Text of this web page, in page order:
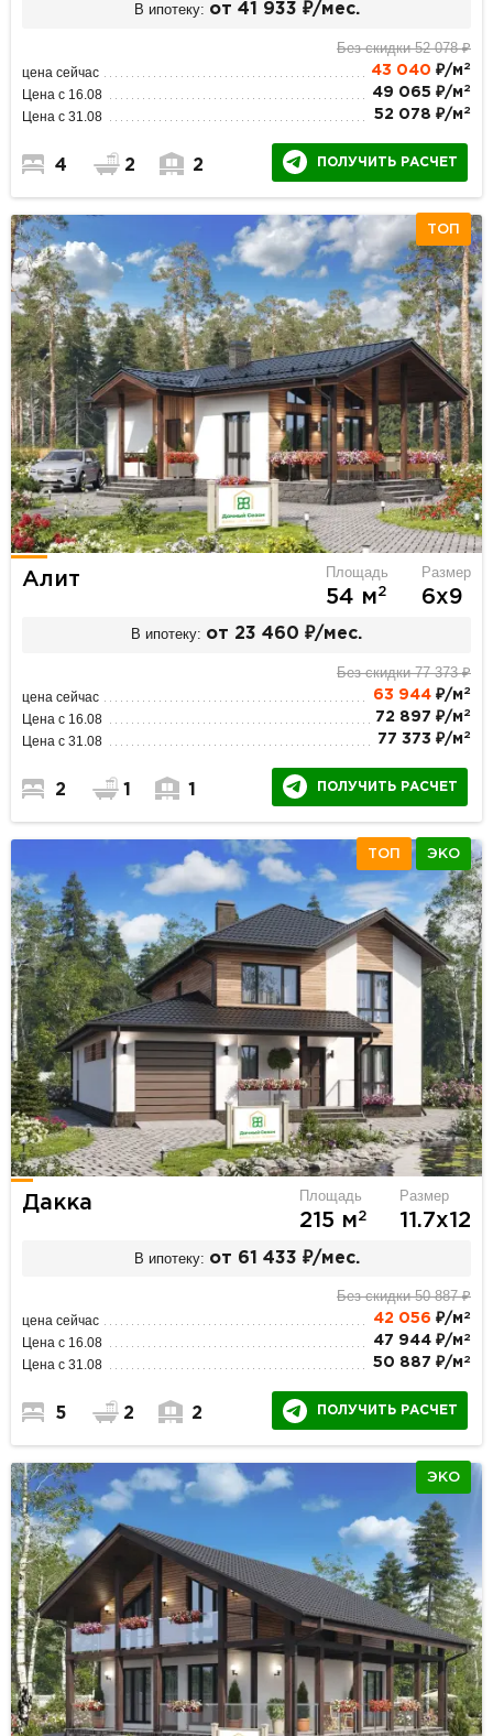
В ипотеку: от 41 933 ₽/мес.
Без скидки 52 078 ₽
цена сейчас 43 040 ₽/м 2
Цена с 16.08 49 065 ₽/м 2
Цена с 31.08 52 078 ₽/м 2
4 2 2 ПОЛУЧИТЬ РАСЧЕТ
ТОП
Алит Площадь
54 м2
Размер
6х9
В ипотеку: от 23 460 ₽/мес.
Без скидки 77 373 ₽
цена сейчас 63 944₽/м 2
Цена с 16.08 72 897 ₽/м 2
Цена с 31.08 77 373 ₽/м 2
2 1 1 ПОЛУЧИТЬ РАСЧЕТ
ТОП ЭКО
Дакка Площадь
215 м2
Размер
11.7х12
В ипотеку: от 61 433 ₽/мес.
Без скидки 50 887 ₽
цена сейчас 42 056 ₽/м 2
Цена с 16.08 47 944 ₽/м 2
Цена с 31.08 50 887 ₽/м 2
5 2 2 ПОЛУЧИТЬ РАСЧЕТ
ЭКО